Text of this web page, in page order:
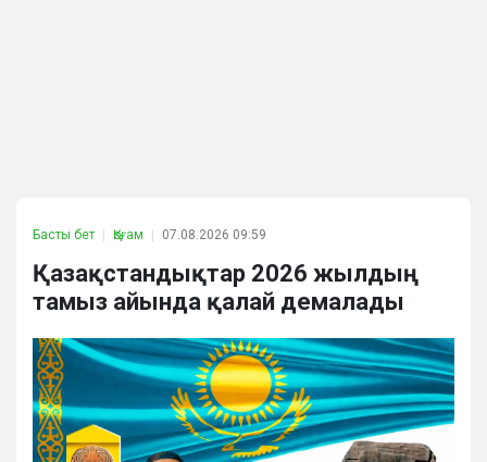
Басты бет Қоғам 07.08.2026 09:59
Қазақстандықтар 2026 жылдың
тамыз айында қалай демалады